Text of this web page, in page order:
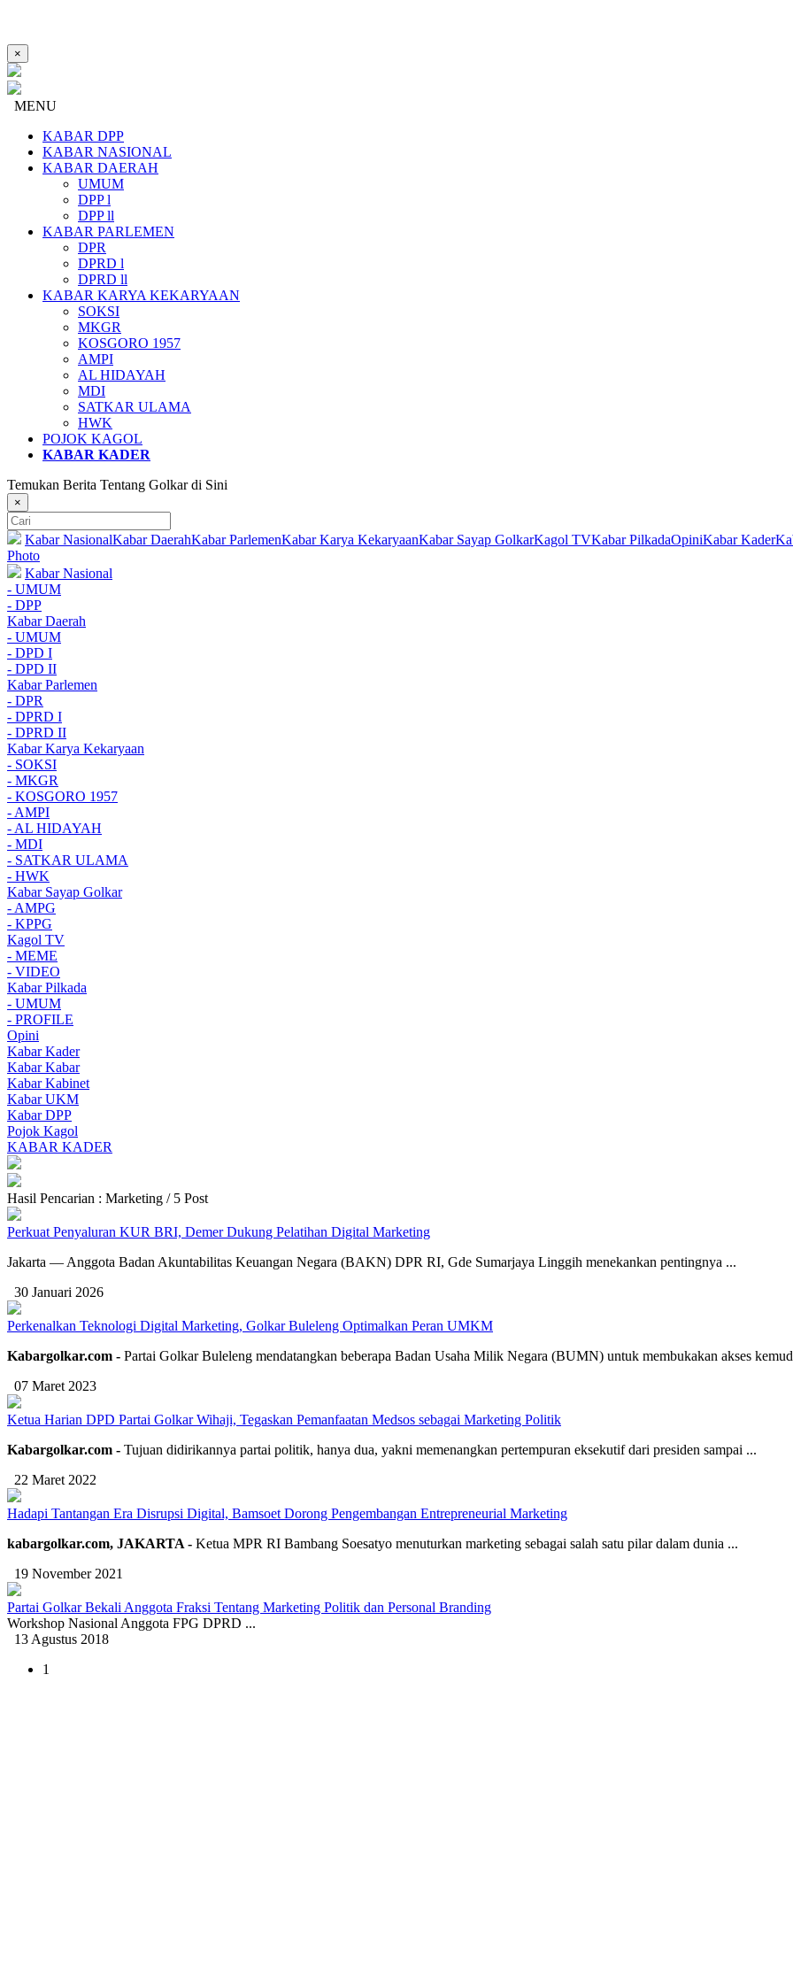
×
MENU
KABAR DPP
KABAR NASIONAL
KABAR DAERAH
UMUM
DPP l
DPP ll
KABAR PARLEMEN
DPR
DPRD l
DPRD ll
KABAR KARYA KEKARYAAN
SOKSI
MKGR
KOSGORO 1957
AMPI
AL HIDAYAH
MDI
SATKAR ULAMA
HWK
POJOK KAGOL
KABAR KADER
Temukan Berita Tentang Golkar di Sini
×
Kabar NasionalKabar DaerahKabar ParlemenKabar Karya KekaryaanKabar Sayap GolkarKagol TVKabar PilkadaOpiniKabar Kader
Photo
Kabar Nasional
- UMUM
- DPP
Kabar Daerah
- UMUM
- DPD I
- DPD II
Kabar Parlemen
- DPR
- DPRD I
- DPRD II
Kabar Karya Kekaryaan
- SOKSI
- MKGR
- KOSGORO 1957
- AMPI
- AL HIDAYAH
- MDI
- SATKAR ULAMA
- HWK
Kabar Sayap Golkar
- AMPG
- KPPG
Kagol TV
- MEME
- VIDEO
Kabar Pilkada
- UMUM
- PROFILE
Opini
Kabar Kader
Kabar Kabar
Kabar Kabinet
Kabar UKM
Kabar DPP
Pojok Kagol
KABAR KADER
Hasil Pencarian : Marketing / 5 Post
Perkuat Penyaluran KUR BRI, Demer Dukung Pelatihan Digital Marketing
Jakarta — Anggota Badan Akuntabilitas Keuangan Negara (BAKN) DPR RI, Gde Sumarjaya Linggih menekankan pentingnya ...
30 Januari 2026
Perkenalkan Teknologi Digital Marketing, Golkar Buleleng Optimalkan Peran UMKM
Kabargolkar.com - Partai Golkar Buleleng mendatangkan beberapa Badan Usaha Milik Negara (BUMN) untuk membukakan akses
07 Maret 2023
Ketua Harian DPD Partai Golkar Wihaji, Tegaskan Pemanfaatan Medsos sebagai Marketing Politik
Kabargolkar.com - Tujuan didirikannya partai politik, hanya dua, yakni memenangkan pertempuran eksekutif dari presiden sampai ...
22 Maret 2022
Hadapi Tantangan Era Disrupsi Digital, Bamsoet Dorong Pengembangan Entrepreneurial Marketing
kabargolkar.com, JAKARTA - Ketua MPR RI Bambang Soesatyo menuturkan marketing sebagai salah satu pilar dalam dunia ...
19 November 2021
Partai Golkar Bekali Anggota Fraksi Tentang Marketing Politik dan Personal Branding
Workshop Nasional Anggota FPG DPRD ...
13 Agustus 2018
1